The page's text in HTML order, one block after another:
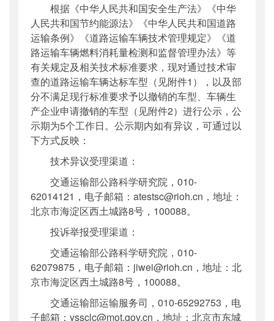
根据《中华人民共和国安全生产法》《中华
人民共和国节约能源法》《中华人民共和国道路
运输条例》《道路运输车辆技术管理规定》《道
路运输车辆燃料消耗量检测和监督管理办法》等
有关规定及相关技术标准要求，现对通过技术审
查的道路运输车辆达标车型（见附件1），以及部
分不满足现行标准要求予以撤销的车型、车辆生
产企业申请撤销的车型（见附件2）进行公示，公
示期为5个工作日。公示期内如有异议，可通过以
下方式反映：
技术异议受理渠道：
交通运输部公路科学研究院，010-
62014121，电子邮箱：atestsc@rioh.cn，地址：
北京市海淀区西土城路8号，100088。
投诉举报受理渠道：
交通运输部公路科学研究院，010-
62079875，电子邮箱：jiwei@rioh.cn，地址：北
京市海淀区西土城路8号，100088。
交通运输部运输服务司，010-65292753，电
子邮箱：yssclc@mot.gov.cn，地址：北京市东城